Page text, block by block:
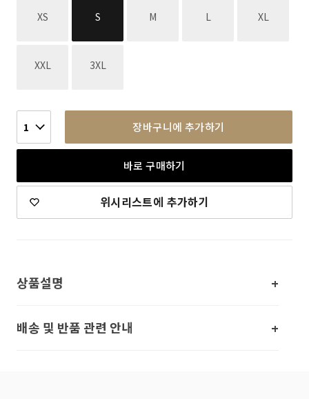
XS재고없음 S M L XL
XXL 3XL
1 장바구니에 추가하기
바로 구매하기
위시리스트에 추가하기
상품설명
배송 및 반품 관련 안내